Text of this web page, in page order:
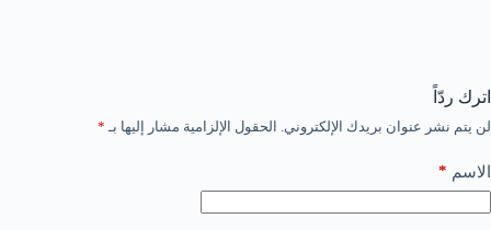
اترك ردّاً
لن يتم نشر عنوان بريدك الإلكتروني. الحقول الإلزامية مشار إليها بـ *
الاسم *